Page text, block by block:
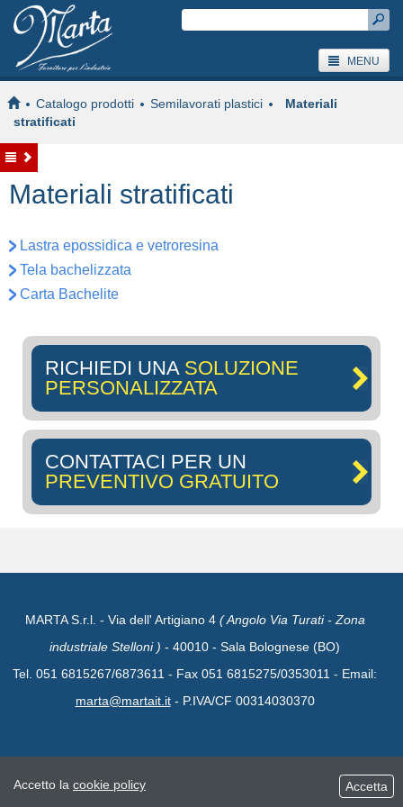
MENU
Catalogo prodotti Semilavorati plastici
Materiali
stratificati
Materiali stratificati
Lastra epossidica e vetroresina
Tela bachelizzata
Carta Bachelite
RICHIEDI UNA SOLUZIONE
PERSONALIZZATA
CONTATTACI PER UN
PREVENTIVO GRATUITO
MARTA S.r.l. - Via dell' Artigiano 4 ( Angolo Via Turati - Zona
industriale Stelloni ) - 40010 - Sala Bolognese (BO)
Tel. 051 6815267/6873611 - Fax 051 6815275/0353011 - Email:
marta@martait.it- P.IVA/CF 00314030370
Accetto la cookie policy Accetta